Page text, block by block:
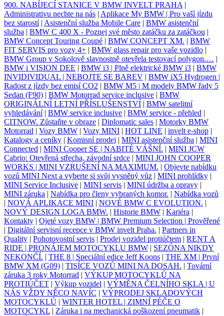
900. NABÍJECÍ STANICE V BMW INVELT PRAHA |
Administrativu nechte na nás | Aplikace My BMW | Pro vaší jízdu
bez starostí| Asistenční služba Mobile Care | BMW asistenční
služba | BMW C 400 X - Poznej své město zatáčku za zatáčkou |
BMW Concept Touring Coupé | BMW CONCEPT XM. | BMW
FIT SERVIS pro vozy 4+ | BMW glass repair pro vaše vozidlo |
BMW Group v Sokolově slavnostně otevřela testovací polygon.… |
BMW i VISION DEE | BMW i3 | Plně elektrické BMW i3 | BMW
INVIDIVIDUAL | NEBOJTE SE BAREV | BMW iX5 Hydrogen |
Radost z jízdy bez emisí CO2 | BMW M5 | M modely BMW řady 5
Sedan (F90) | BMW Motorrad service inclusive | BMW
ORIGINÁLNÍ LETNÍ PŘÍSLUŠENSTVÍ | BMW satelitní
vyhledávání| BMW service inclusive | BMW service - přehled |
CITNOW. Zůstaňte v obraze | Diplomatic sales | Motorky BMW
Motorrad | Vozy BMW | Vozy MINI | HOT LINE | invelt e-shop |
Katalogy a ceníky | Komisní prodej | MINI asistenční služba | MINI
Connected | MINI Cooper SE | NABITÉ VÁŠNÍ. | MINI JCW
Cabrio: Otevřená střecha, závodní srdce | MINI JOHN COOPER
WORKS | MINI VZRUŠENÍ NA MAXIMUM. | Objevte nabídku
vozů MINI Next a vyberte si svůj vysněný vůz | MINI prohlídky |
MINI Service Inclusive | MINI servis | MINI údržba a opravy |
MINI záruka | Nabídka pro členy vybraných komor. | Nabídka vozů
| NOVÁ APLIKACE MINI | NOVÉ BMW C EVOLUTION. |
NOVÝ DESIGN LOGA BMW. | Historie BMW | Kariéra |
Kontakty | Ojeté vozy BMW | BMW Premium Selection | Prověřené
| Digitální servisní recepce v BMW invelt Praha. | Partners in
Quality | Pohotovostní servis | Prodej vozidel protiúčtem | RENT A
RIDE | PRONÁJEM MOTOCYKLU BMW | SEZÓNA NIKDY
NEKONČÍ. | THE 8 | Speciální edice Jeff Koons | THE XM | První
BMW XM (G09) | TISÍCE VOZŮ MINI NA DOSAH. | Tovární
záruka 3 roky Motorrad | VÝKUP MOTOCYKLŮ NA
PROTIÚČET | Výkup vozidel | VÝMĚNA ČELNÍHO SKLA | U
NÁS VŽDY NĚCO NAVÍC | VÝPRODEJ SKLADOVÝCH
MOTOCYKLŮ | WINTER HOTEL | ZIMNÍ PÉČE O
MOTOCYKL | Záruka i na mechanická poškození pneumatik |